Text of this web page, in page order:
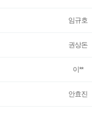
임규호
권상돈
이**
안효진